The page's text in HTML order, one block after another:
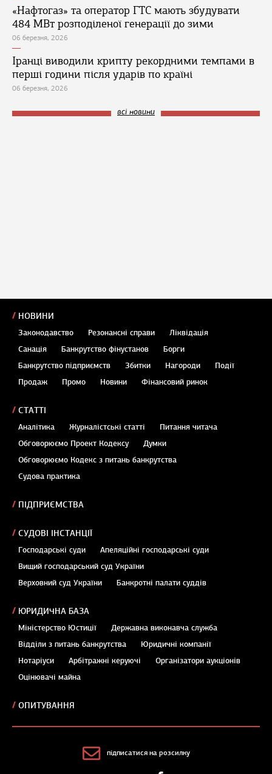
«Нафтогаз» та оператор ГТС мають збудувати
484 МВт розподіленої генерації до зими
06 березня, 2026
Іранці виводили крипту рекордними темпами в
перші години після ударів по країні
06 березня, 2026
всі новини
НОВИНИ
Законодавство Резонансні справи
Ліквідація
Санація
Банкрутство фінустанов
Борги
Банкрутство підприємств
Збитки Нагороди
Події
Продаж
Промо Новини Фінансовий ринок
СТАТТІ
Аналітика Журналістські статті
Питання читача
Обговорюємо Проект Кодексу
Думки
Обговорюємо Кодекс з питань банкрутства
Судова практика
ПІДПРИЄМСТВА
СУДОВІ ІНСТАНЦІЇ
Господарські суди
Апеляційні господарські суди
Вищий господарський суд України
Верховний суд України
Банкротні палати суддів
ЮРИДИЧНА БАЗА
Міністерство Юстиції
Державна виконавча служба
Відділи з питань банкрутства
Юридичні компанії
Нотаріуси
Арбітражні керуючі
Організатори аукціонів
Оцінювачі майна
ОПИТУВАННЯ
підписатися на розсилку